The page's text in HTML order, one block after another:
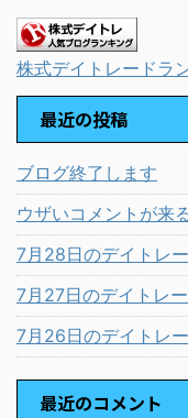
株式デイトレードラ
最近の投稿
ブログ終了します
ウザいコメントが来
7月28日のデイトレ
7月27日のデイトレ
7月26日のデイトレ
最近のコメント